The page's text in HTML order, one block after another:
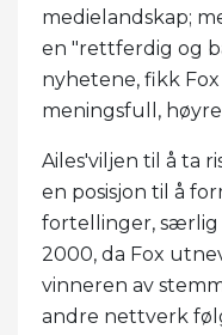
medielandskap;
en "rettferdig og
nyhetene, fikk
meningsfull,
Ailes'viljen til å ta
en posisjon til å
fortellinger, særlig
2000, da Fox
vinneren av
andre nettverk